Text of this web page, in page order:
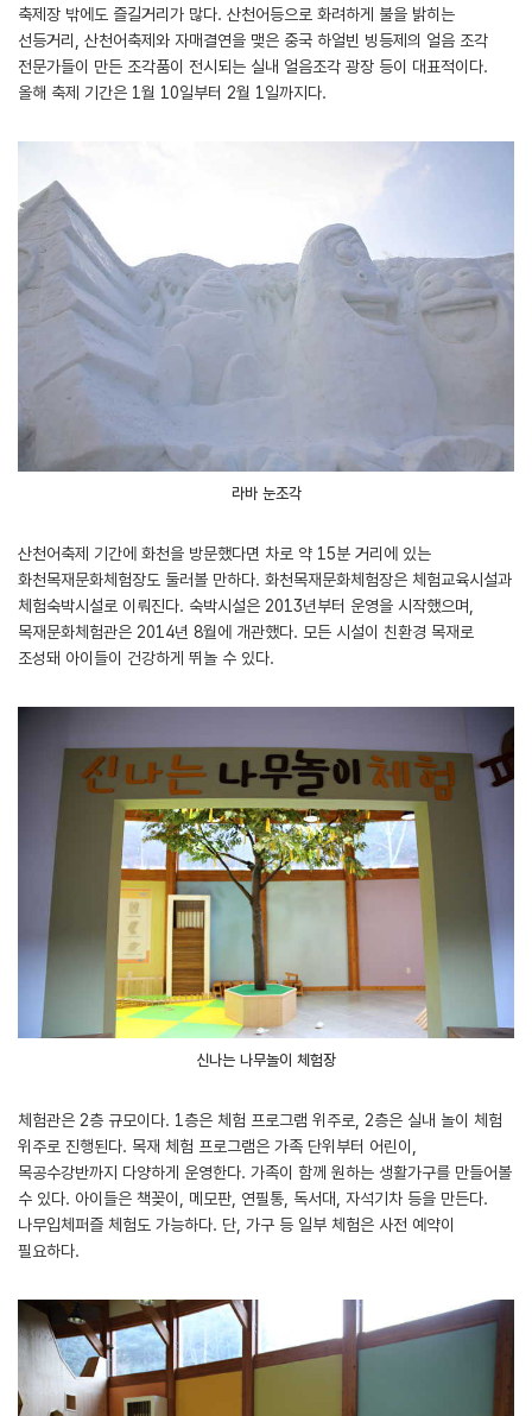
축제장 밖에도 즐길거리가 많다. 산천어등으로 화려하게 불을 밝히는
선등거리, 산천어축제와 자매결연을 맺은 중국 하얼빈 빙등제의 얼음 조각
전문가들이 만든 조각품이 전시되는 실내 얼음조각 광장 등이 대표적이다.
올해 축제 기간은 1월 10일부터 2월 1일까지다.
라바 눈조각
산천어축제 기간에 화천을 방문했다면 차로 약 15분 거리에 있는
화천목재문화체험장도 둘러볼 만하다. 화천목재문화체험장은 체험교육시설과
체험숙박시설로 이뤄진다. 숙박시설은 2013년부터 운영을 시작했으며,
목재문화체험관은 2014년 8월에 개관했다. 모든 시설이 친환경 목재로
조성돼 아이들이 건강하게 뛰놀 수 있다.
신나는 나무놀이 체험장
체험관은 2층 규모이다. 1층은 체험 프로그램 위주로, 2층은 실내 놀이 체험
위주로 진행된다. 목재 체험 프로그램은 가족 단위부터 어린이,
목공수강반까지 다양하게 운영한다. 가족이 함께 원하는 생활가구를 만들어볼
수 있다. 아이들은 책꽂이, 메모판, 연필통, 독서대, 자석기차 등을 만든다.
나무입체퍼즐 체험도 가능하다. 단, 가구 등 일부 체험은 사전 예약이
필요하다.